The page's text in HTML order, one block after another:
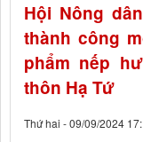
Hội Nông
thành công
phẩm nếp
thôn Hạ Tứ
Thứ hai - 09/09/2024